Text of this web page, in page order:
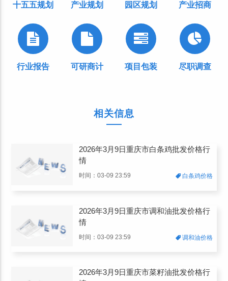
十五五规划 产业规划 园区规划 产业招商
行业报告 可研商计 项目包装 尽职调查
相关信息
2026年3月9日重庆市白条鸡批发价格行
情
时间：03-09 23:59 白条鸡价格
2026年3月9日重庆市调和油批发价格行
情
时间：03-09 23:59 调和油价格
2026年3月9日重庆市菜籽油批发价格行